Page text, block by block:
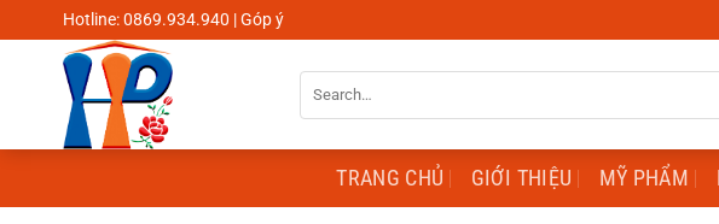
to
Hotline: 0869.934.940 | Góp ý
for:
TRANG CHỦ GIỚI THIỆU MỸ PHẨM